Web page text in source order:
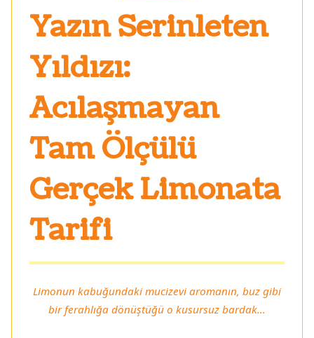
Yazın Serinleten
Yıldızı:
Acılaşmayan
Tam Ölçülü
Gerçek Limonata
Tarifi
Limonun kabuğundaki mucizevi aromanın, buz gibi
bir ferahlığa dönüştüğü o kusursuz bardak…